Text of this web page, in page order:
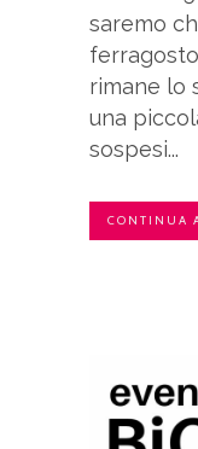
saremo
rimane lo
una
sospesi...
CONTINUA